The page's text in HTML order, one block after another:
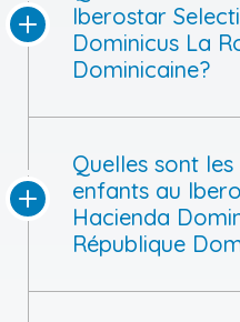
Iberostar
Dominicus La
Dominicaine?
Quelles sont
enfants au
Hacienda
République